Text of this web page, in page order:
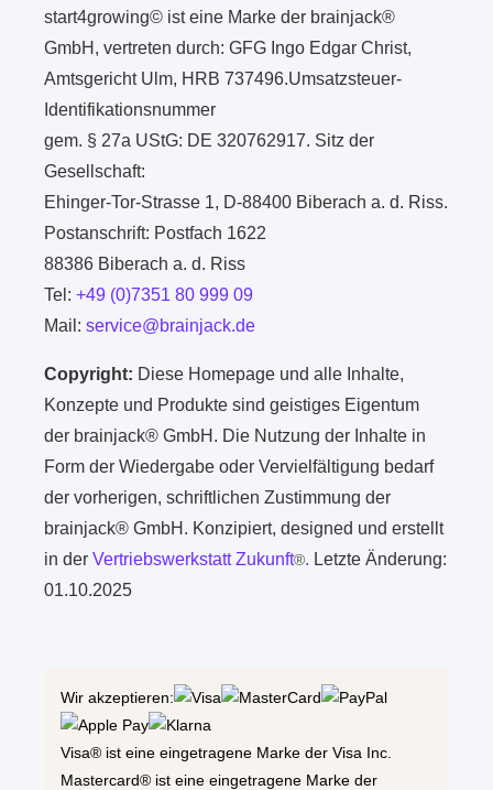
start4growing© ist eine Marke der brainjack®
GmbH, vertreten durch: GFG Ingo Edgar Christ,
Amtsgericht Ulm, HRB 737496.Umsatzsteuer-
Identifikationsnummer
gem. § 27a UStG: DE 320762917. Sitz der
Gesellschaft:
Ehinger-Tor-Strasse 1, D-88400 Biberach a. d. Riss.
Postanschrift: Postfach 1622
88386 Biberach a. d. Riss
Tel:+49 (0)7351 80 999 09
Mail:service@brainjack.de
Copyright: Diese Homepage und alle Inhalte,
Konzepte und Produkte sind geistiges Eigentum
der brainjack® GmbH. Die Nutzung der Inhalte in
Form der Wiedergabe oder Vervielfältigung bedarf
der vorherigen, schriftlichen Zustimmung der
brainjack® GmbH. Konzipiert, designed und erstellt
in derVertriebswerkstatt Zukunft®. Letzte Änderung:
01.10.2025
Wir akzeptieren:
Visa® ist eine eingetragene Marke der Visa Inc.
Mastercard® ist eine eingetragene Marke der